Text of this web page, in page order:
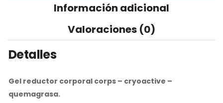
Información adicional
Valoraciones (0)
Detalles
Gel reductor corporal corps – cryoactive –
quemagrasa.